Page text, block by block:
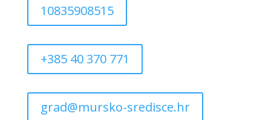
10835908515
+385 40 370 771
grad@mursko-sredisce.hr